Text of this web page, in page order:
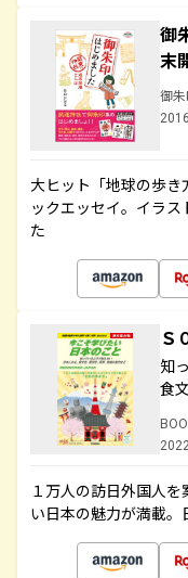
御
末
御
大ヒット「地球の歩き
ックエッセイ。イラ
た
Ｓ
知
食
１万人の訪日外国人
い日本の魅力が満載。